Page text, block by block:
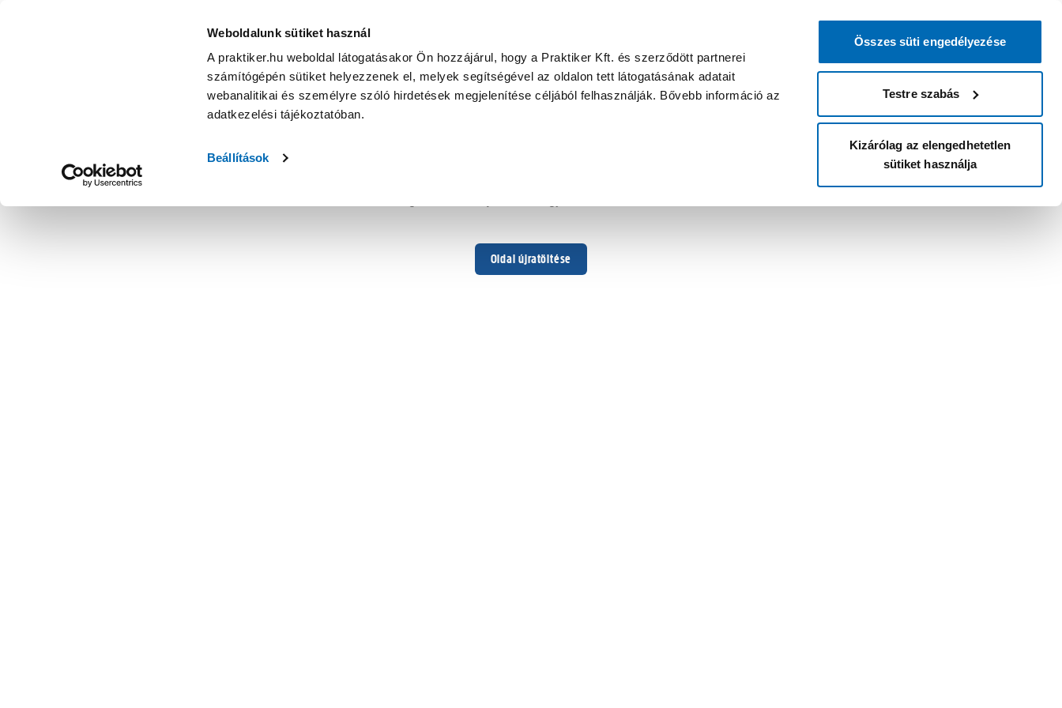
Weboldalunk sütiket használ
A praktiker.hu weboldal látogatásakor Ön hozzájárul, hogy a Praktiker Kft. és szerződött partnerei
számítógépén sütiket helyezzenek el, melyek segítségével az oldalon tett látogatásának adatait
webanalitikai és személyre szóló hirdetések megjelenítése céljából felhasználják. Bővebb információ az
adatkezelési tájékoztatóban.
Beállítások
Összes süti engedélyezése
Testre szabás
Kizárólag az elengedhetetlen
sütiket használja
Oldal újratöltése